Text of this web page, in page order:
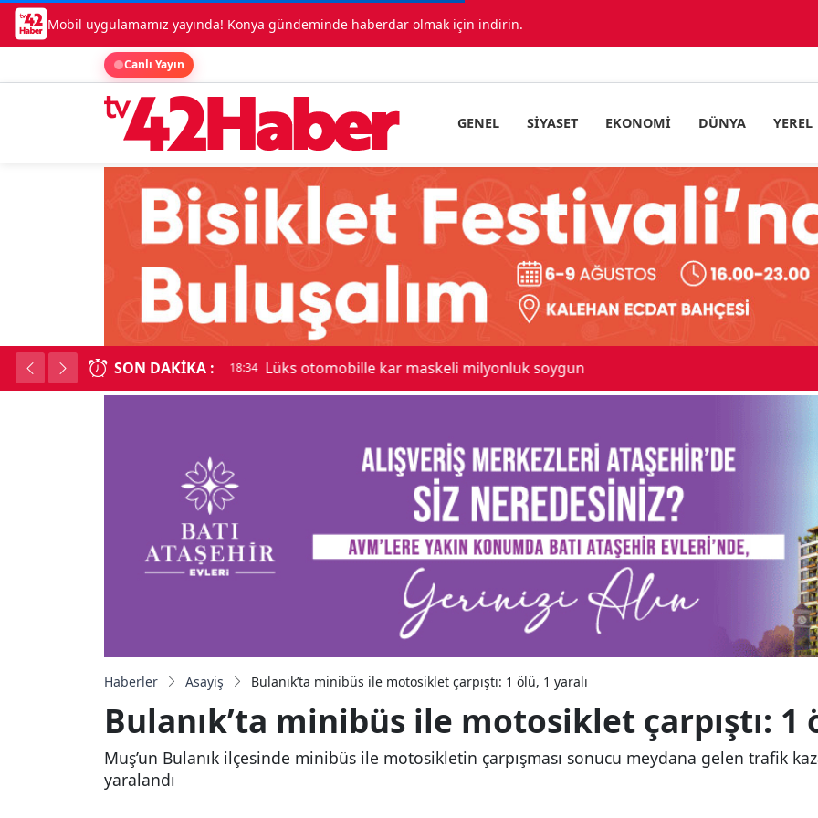
Mobil uygulamamız yayında! Konya gündeminde haberdar olmak için indirin.
Canlı Yayın
GENEL SIYASET EKONOMI DÜNYA YEREL
SON DAKIKA : 18:34 Lüks otomobille kar maskeli milyonluk soygun
Haberler Asayiş Bulanık’ta minibüs ile motosiklet çarpıştı: 1 ölü, 1 yaralı
Bulanık’ta minibüs ile motosiklet çarpıştı: 1
Muş’un Bulanık ilçesinde minibüs ile motosikletin çarpışması sonucu meydana gelen trafik
yaralandı